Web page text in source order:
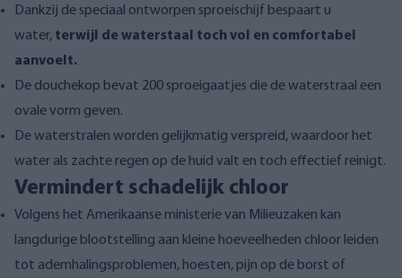
Dankzij de speciaal ontworpen sproeischijf bespaart u
water, terwijl de waterstaal toch vol en comfortabel
aanvoelt.
De douchekop bevat 200 sproeigaatjes die de waterstraal een
ovale vorm geven.
De waterstralen worden gelijkmatig verspreid, waardoor het
water als zachte regen op de huid valt en toch effectief reinigt.
Vermindert schadelijk chloor
Volgens het Amerikaanse ministerie van Milieuzaken kan
langdurige blootstelling aan kleine hoeveelheden chloor leiden
tot ademhalingsproblemen, hoesten, pijn op de borst of